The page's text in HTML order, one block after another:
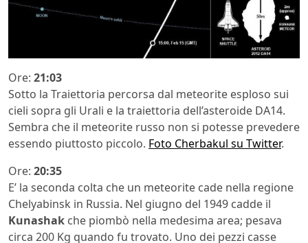
Ore: 21:03
Sotto la Traiettoria percorsa dal meteorite esploso sui
cieli sopra gli Urali e la traiettoria dell’asteroide DA14.
Sembra che il meteorite russo non si potesse prevedere
essendo piuttosto piccolo. Foto Cherbakul su Twitter.
Ore: 20:35
E’ la seconda colta che un meteorite cade nella regione
Chelyabinsk in Russia. Nel giugno del 1949 cadde il
Kunashak che piombò nella medesima area; pesava
circa 200 Kg quando fu trovato. Uno dei pezzi casse